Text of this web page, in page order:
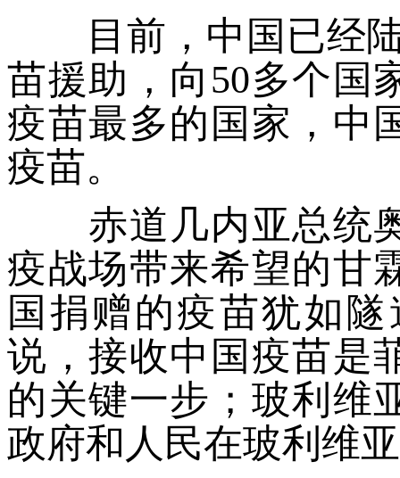
目前，中国已经陆
苗援助，向50多个国
疫苗最多的国家，中
疫苗。
赤道几内亚总统奥
疫战场带来希望的甘
国捐赠的疫苗犹如
说，接收中国疫苗是
的关键一步；玻利维
政府和人民在玻利维